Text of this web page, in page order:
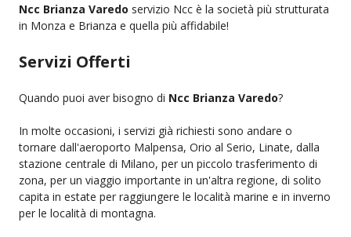
Ncc Brianza Varedo servizio Ncc è la società più strutturata
in Monza e Brianza e quella più affidabile!
Servizi Offerti
Quando puoi aver bisogno di Ncc Brianza Varedo?
In molte occasioni, i servizi già richiesti sono andare o
tornare dall'aeroporto Malpensa, Orio al Serio, Linate, dalla
stazione centrale di Milano, per un piccolo trasferimento di
zona, per un viaggio importante in un'altra regione, di solito
capita in estate per raggiungere le località marine e in inverno
per le località di montagna.